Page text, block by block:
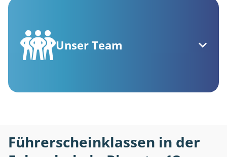
Unser Team
Führerscheinklassen in der